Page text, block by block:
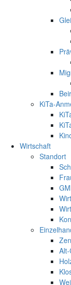
KiTa-
Wirtschaft
Standort